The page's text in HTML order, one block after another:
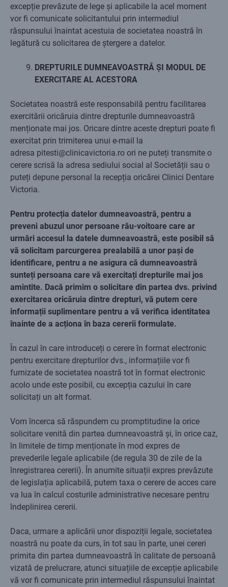
excepție prevăzute de lege și aplicabile la acel moment
vor fi comunicate solicitantului prin intermediul
răspunsului înaintat acestuia de societatea noastră în
legătură cu solicitarea de ștergere a datelor.
DREPTURILE DUMNEAVOASTRĂ ȘI MODUL DE
EXERCITARE AL ACESTORA
Societatea noastră este responsabilă pentru facilitarea
exercitării oricăruia dintre drepturile dumneavoastră
menționate mai jos. Oricare dintre aceste drepturi poate fi
exercitat prin trimiterea unui e-mail la
adresa pitesti@clinicavictoria.ro ori ne puteți transmite o
cerere scrisă la adresa sediului social al Societății sau o
puteți depune personal la recepția oricărei Clinici Dentare
Victoria.
Pentru protecția datelor dumneavoastră, pentru a
preveni abuzul unor persoane rău-voitoare care ar
urmări accesul la datele dumneavoastră, este posibil să
vă solicitam parcurgerea prealabilă a unor pași de
identificare, pentru a ne asigura că dumneavoastră
sunteți persoana care vă exercitați drepturile mai jos
amintite. Dacă primim o solicitare din partea dvs. privind
exercitarea oricăruia dintre drepturi, vă putem cere
informații suplimentare pentru a vă verifica identitatea
înainte de a acționa în baza cererii formulate.
În cazul în care introduceți o cerere în format electronic
pentru exercitare drepturilor dvs., informațiile vor fi
furnizate de societatea noastră tot în format electronic
acolo unde este posibil, cu excepția cazului în care
solicitați un alt format.
Vom încerca să răspundem cu promptitudine la orice
solicitare venită din partea dumneavoastră și, în orice caz,
în limitele de timp menționate în mod expres de
prevederile legale aplicabile (de regula 30 de zile de la
înregistrarea cererii). În anumite situații expres prevăzute
de legislația aplicabilă, putem taxa o cerere de acces care
va lua în calcul costurile administrative necesare pentru
îndeplinirea cererii.
Daca, urmare a aplicării unor dispoziții legale, societatea
noastră nu poate da curs, în tot sau în parte, unei cereri
primita din partea dumneavoastră în calitate de persoană
vizată de prelucrare, atunci situațiile de excepție aplicabile
vă vor fi comunicate prin intermediul răspunsului înaintat